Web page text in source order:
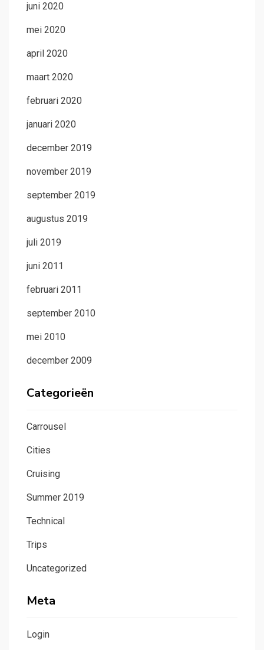
juni 2020
mei 2020
april 2020
maart 2020
februari 2020
januari 2020
december 2019
november 2019
september 2019
augustus 2019
juli 2019
juni 2011
februari 2011
september 2010
mei 2010
december 2009
Categorieën
Carrousel
Cities
Cruising
Summer 2019
Technical
Trips
Uncategorized
Meta
Login